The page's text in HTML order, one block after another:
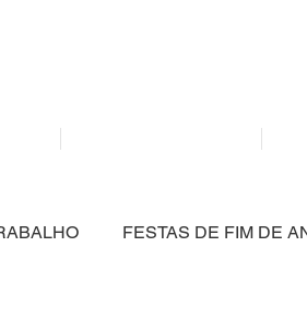
FESTAS DE FIM DE